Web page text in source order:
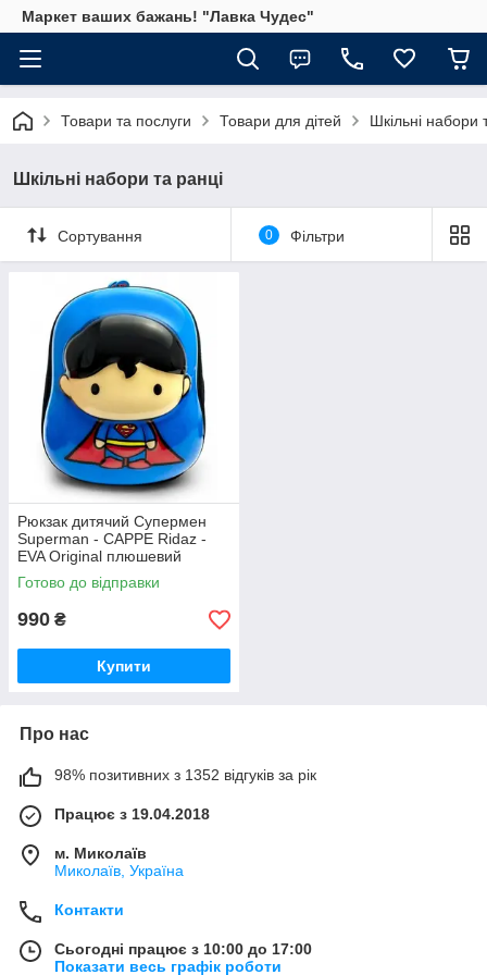
Маркет ваших бажань! "Лавка Чудес"
Товари та послуги Товари для дітей Шкільні набори
Шкільні набори та ранці
Сортування 0 Фільтри
Рюкзак дитячий Супермен
Superman - CAPPE Ridaz -
EVA Original плюшевий
(iTRC)
Готово до відправки
990 ₴
Купити
Про нас
98% позитивних з 1352 відгуків за рік
Працює з 19.04.2018
м. Миколаїв
Миколаїв, Україна
Контакти
Сьогодні працює з 10:00 до 17:00
Показати весь графік роботи